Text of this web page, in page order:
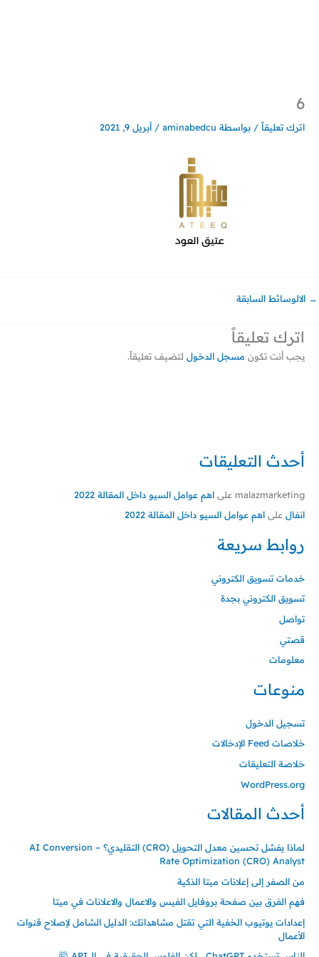
أحدث التعليقات
malazmarketing على اهم عوامل السيو داخل المقالة 2022
انفال على اهم عوامل السيو داخل المقالة 2022
روابط سريعة
خدمات تسويق الكتروني
تسويق الكتروني بجدة
تواصل
قصتي
معلومات
منوعات
تسجيل الدخول
خلاصات Feed الإدخالات
خلاصة التعليقات
WordPress.org
أحدث المقالات
لماذا يفشل تحسين معدل التحويل (CRO) التقليدي؟ – AI Conversion
Rate Optimization (CRO) Analyst
من الصفر إلى إعلانات ميتا الذكية
فهم الفرق بين صفحة بروفايل الفيس والاعمال والاعلانات في ميتا
إعدادات يوتيوب الخفية التي تقتل مشاهداتك: الدليل الشامل لإصلاح قنوات
الأعمال
6
اترك تعليقاً / بواسطة aminabedcu
/ أبريل 9, 2021
→ الالوسائط السابقة
اترك تعليقاً
يجب أنت تكون مسجل الدخول لتضيف تعليقاً.